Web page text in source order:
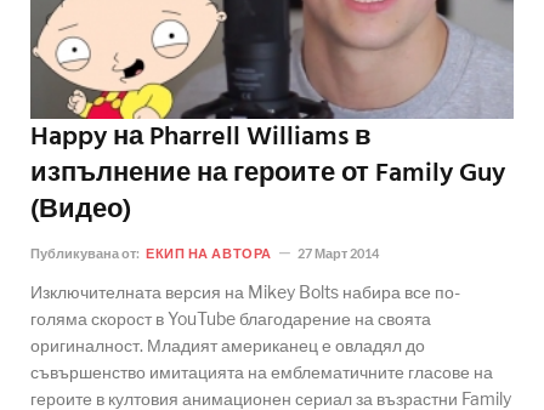
Happy на Pharrell Williams в
изпълнение на героите от Family Guy
(Видео)
Публикувана от: ЕКИП НА АВТОРА 27 Март 2014
Изключителната версия на Mikey Bolts набира все по-
голяма скорост в YouTube благодарение на своята
оригиналност. Младият американец е овладял до
съвършенство имитацията на емблематичните гласове на
героите в култовия анимационен сериал за възрастни Family